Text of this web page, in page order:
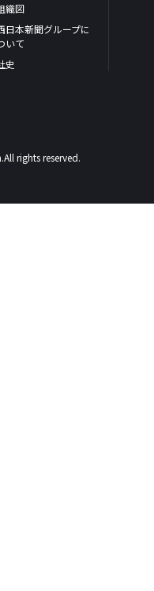
織図
日本新聞グループに
いて
史
rights reserved.